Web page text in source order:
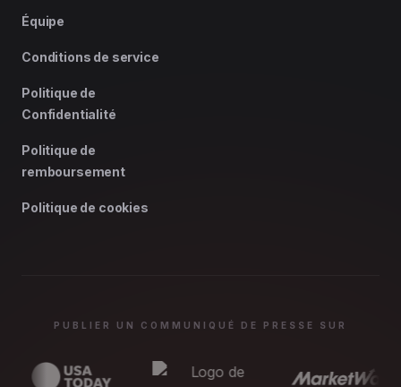
Équipe
Conditions de service
Politique de
Confidentialité
Politique de
remboursement
Politique de cookies
PUBLIER UN COMMUNIQUÉ DE PRESSE SUR